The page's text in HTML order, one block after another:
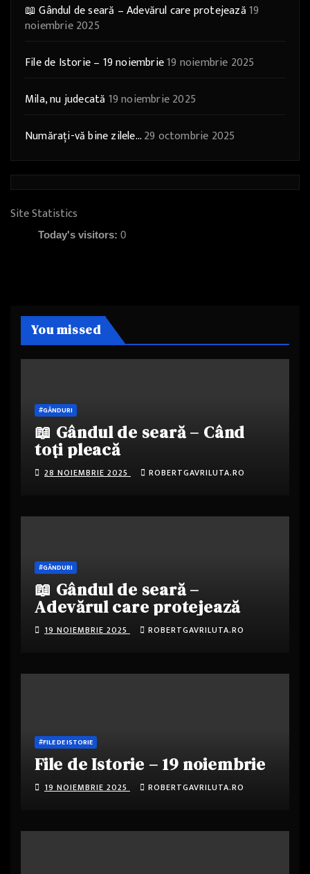
📖 Gândul de seară – Adevărul care protejează19
noiembrie 2025
File de Istorie – 19 noiembrie19 noiembrie 2025
Mila, nu judecată 19 noiembrie 2025
Numărați-vă bine zilele…29 octombrie 2025
Site Statistics
Today's visitors: 0
You missed
#GÂNDURI
📖 Gândul de seară – Când
toți pleacă
28 NOIEMBRIE 2025 ROBERTGAVRILUTA.RO
#GÂNDURI
📖 Gândul de seară –
Adevărul care protejează
19 NOIEMBRIE 2025 ROBERTGAVRILUTA.RO
#FILE DE ISTORIE
File de Istorie – 19 noiembrie
19 NOIEMBRIE 2025 ROBERTGAVRILUTA.RO